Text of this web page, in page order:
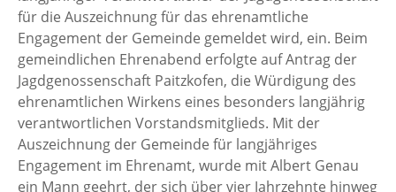
für die Auszeichnung für das ehrenamtliche
Engagement der Gemeinde gemeldet wird, ein. Beim
gemeindlichen Ehrenabend erfolgte auf Antrag der
Jagdgenossenschaft Paitzkofen, die Würdigung des
ehrenamtlichen Wirkens eines besonders langjährig
verantwortlichen Vorstandsmitglieds. Mit der
Auszeichnung der Gemeinde für langjähriges
Engagement im Ehrenamt, wurde mit Albert Genau
ein Mann geehrt, der sich über vier Jahrzehnte hinweg